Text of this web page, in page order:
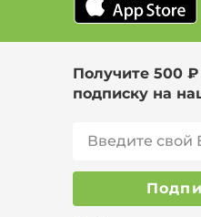
Получите 500
подписку на